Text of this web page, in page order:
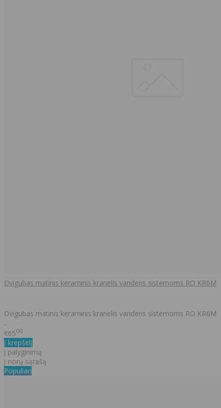
Dvigubas matinis keraminis kranelis vandens sistemoms RO KR6M
Dvigubas matinis keraminis kranelis vandens sistemoms RO KR6M
..
€6500
Į krepšelį
Į palyginimą
Į norų sąrašą
Populiari